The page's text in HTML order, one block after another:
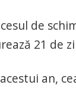
de
21 de
an,